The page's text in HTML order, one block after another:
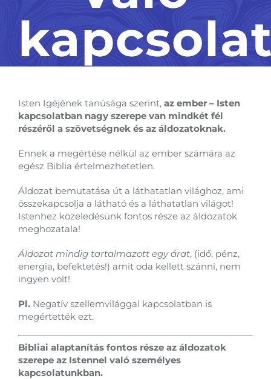
Isten Igéjének tanúsága szerint, az ember – Isten
kapcsolatban nagy szerepe van mindkét fél
részéről a szövetségnek és az áldozatoknak.
Ennek a megértése nélkül az ember számára az
egész Biblia értelmezhetetlen.
Áldozat bemutatása út a láthatatlan világhoz, ami
összekapcsolja a látható és a láthatatlan világot!
Istenhez közeledésünk fontos része az áldozatok
meghozatala!
Áldozat mindig tartalmazott egy árat, (idő, pénz,
energia, befektetés!) amit oda kellett szánni, nem
ingyen volt!
Pl. Negatív szellemvilággal kapcsolatban is
megértették ezt.
Bibliai alaptanítás fontos része az áldozatok
szerepe az Istennel való személyes
kapcsolatunkban.